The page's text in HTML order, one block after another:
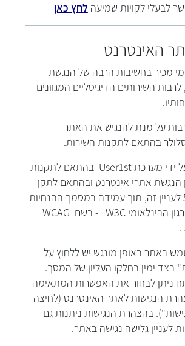
לבעלי לקויות שמיעה לחץ כאן
האינטרנט
מכיר בחשיבות הרבה של הנגשת
לרבות השירותים הדיגיטליים המגוונים
על מנת להנגיש את האתר
בהתאם לתקנות השירות.
האתר הונגש על ידי מערכת User1st בהתאם לתקנות
הנגשת אתרי אינטרנט ובהתאם לתקן
הישראלי 5568 לעניין זה, תוך עמידה במסמך ההנחיות
שנערך ע"י הארגון הבינלאומי W3C - בשם WCAG
באתר באופן מונגש יש ללחוץ על
בצד ימין בחלקו העליון של המסך.
ניתן לבחור את האפשרות המתאימה
הנגישות לאתר האינטרנט (לחיצה
בהצהרת הנגישות ניתנות גם
לעניין גלישה נגישה באתר.